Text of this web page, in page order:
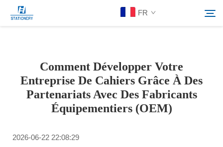
FR
À Propos De Nous
Rechercher
Comment Développer Votre
Entreprise De Cahiers Grâce À Des
Partenariats Avec Des Fabricants
Équipementiers (OEM)
2026-06-22 22:08:29